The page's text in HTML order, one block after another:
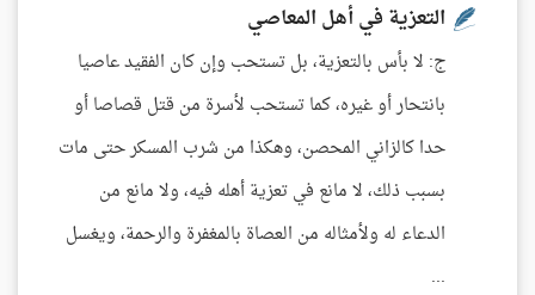
التعزية في أهل المعاصي
ج: لا بأس بالتعزية، بل تستحب وإن كان الفقيد عاصيا
بانتحار أو غيره، كما تستحب لأسرة من قتل قصاصا أو
حدا كالزاني المحصن، وهكذا من شرب المسكر حتى مات
بسبب ذلك، لا مانع في تعزية أهله فيه، ولا مانع من
الدعاء له ولأمثاله من العصاة بالمغفرة والرحمة، ويغسل
...